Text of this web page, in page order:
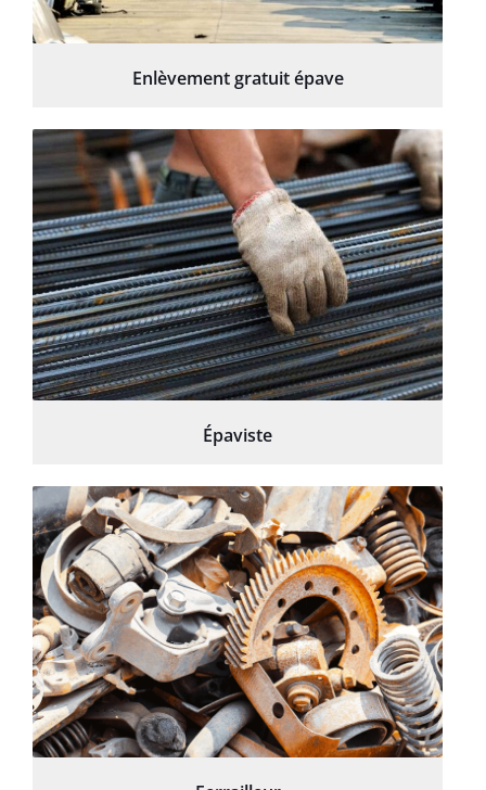
Enlèvement gratuit épave
Épaviste